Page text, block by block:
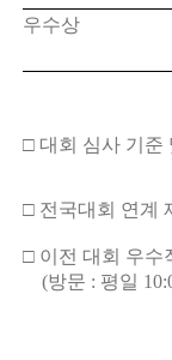
우수상
□ 대회 심사 기준
□ 전국대회 연계
□ 이전 대회 우수
(방문 : 평일